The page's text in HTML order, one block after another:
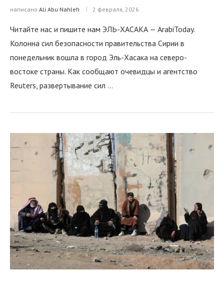
написано Ali Abu Nahleh 2 февраля, 2026
Читайте нас и пишите нам ЭЛЬ-ХАСАКА — ArabiToday.
Колонна сил безопасности правительства Сирии в
понедельник вошла в город Эль-Хасака на северо-
востоке страны. Как сообщают очевидцы и агентство
Reuters, развертывание сил …